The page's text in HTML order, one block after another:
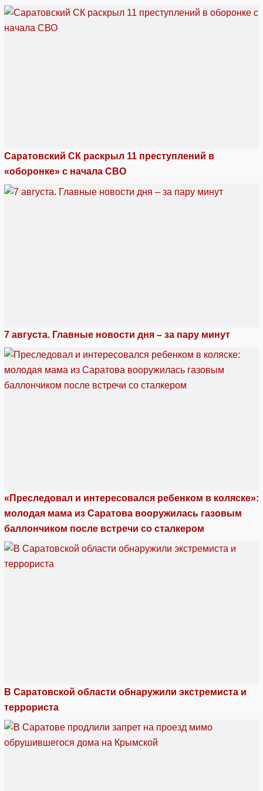
Саратовский СК раскрыл 11 преступлений в
«оборонке» с начала СВО
7 августа. Главные новости дня – за пару минут
«Преследовал и интересовался ребенком в коляске»:
молодая мама из Саратова вооружилась газовым
баллончиком после встречи со сталкером
В Саратовской области обнаружили экстремиста и
террориста